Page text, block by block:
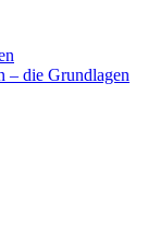
– die Grundlagen